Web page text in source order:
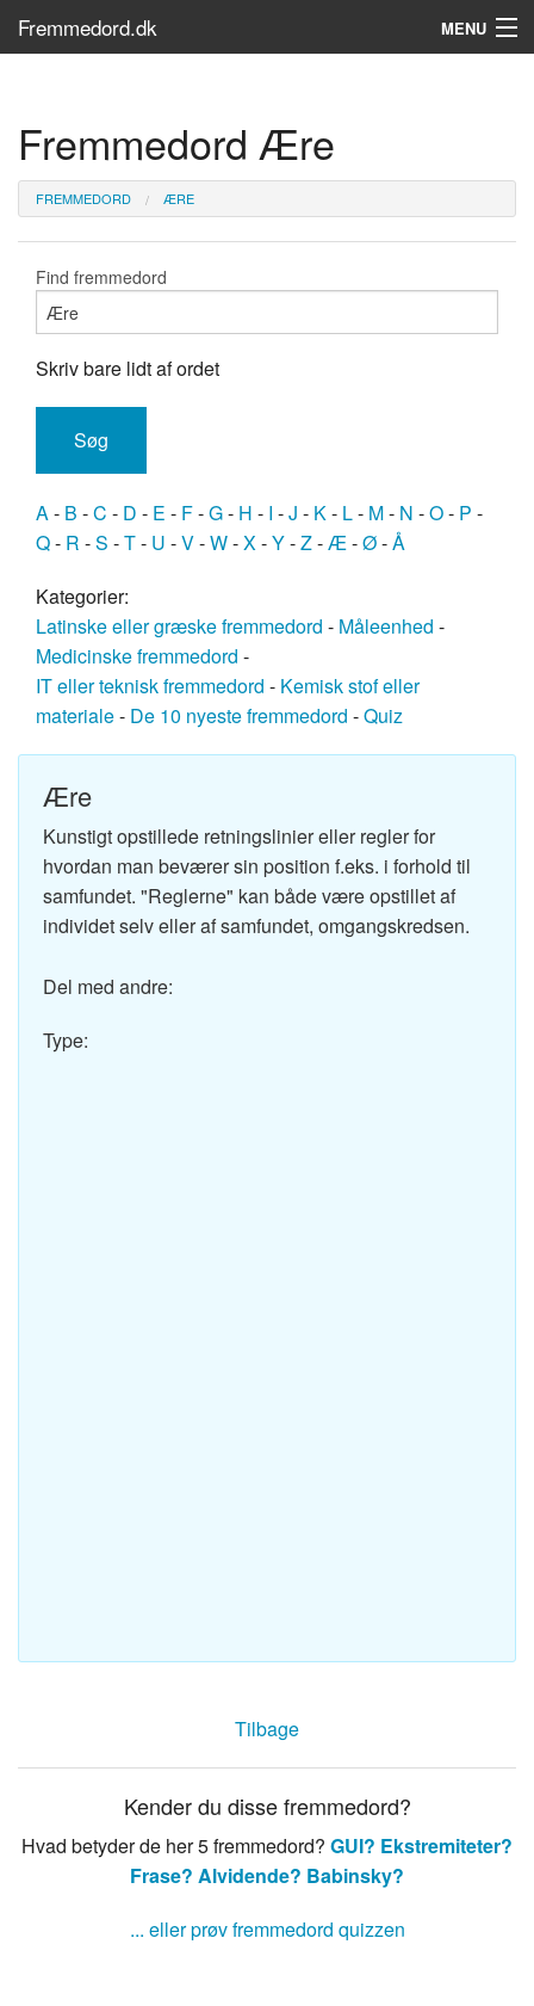
Fremmedord.dk MENU
Søg...
Find bøger
Fremmedord Ære
FREMMEDORD ÆRE
Find fremmedord
Skriv bare lidt af ordet
A- B -C - D - E - F-G- H - I -J - K- L- M- N -O- P -
Q- R -S -T- U -V-W-X-Y-Z-Æ-Ø-Å
Kategorier:
Latinske eller græske fremmedord - Måleenhed -
Medicinske fremmedord -
IT eller teknisk fremmedord - Kemisk stof eller
materiale- De 10 nyeste fremmedord -Quiz
Ære
Kunstigt opstillede retningslinier eller regler for
hvordan man beværer sin position f.eks. i forhold til
samfundet. "Reglerne" kan både være opstillet af
individet selv eller af samfundet, omgangskredsen.
Del med andre:
Type:
Tilbage
Kender du disse fremmedord?
Hvad betyder de her 5 fremmedord? GUI? Ekstremiteter?
Frase? Alvidende? Babinsky?
... eller prøv fremmedord quizzen